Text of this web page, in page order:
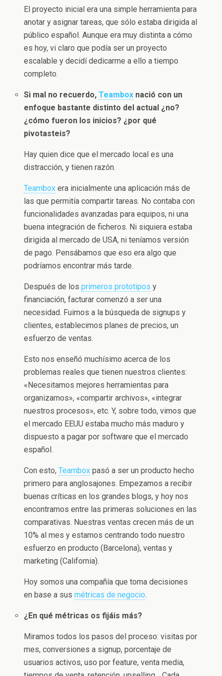
El proyecto inicial era una simple herramienta para
anotar y asignar tareas, que sólo estaba dirigida al
público español. Aunque era muy distinta a cómo
es hoy, vi claro que podía ser un proyecto
escalable y decidí dedicarme a ello a tiempo
completo.
Si mal no recuerdo, Teambox nació con un
enfoque bastante distinto del actual ¿no?
¿cómo fueron los inicios? ¿por qué
pivotasteis?
Hay quien dice que el mercado local es una
distracción, y tienen razón.
Teambox era inicialmente una aplicación más de
las que permitía compartir tareas. No contaba con
funcionalidades avanzadas para equipos, ni una
buena integración de ficheros. Ni siquiera estaba
dirigida al mercado de USA, ni teníamos versión
de pago. Pensábamos que eso era algo que
podríamos encontrar más tarde.
Después de losprimeros prototipos y
financiación, facturar comenzó a ser una
necesidad. Fuimos a la búsqueda de signups y
clientes, establecimos planes de precios, un
esfuerzo de ventas.
Esto nos enseñó muchísimo acerca de los
problemas reales que tienen nuestros clientes:
«Necesitamos mejores herramientas para
organizarnos», «compartir archivos», «integrar
nuestros procesos», etc. Y, sobre todo, vimos que
el mercado EEUU estaba mucho más maduro y
dispuesto a pagar por software que el mercado
español.
Con esto,Teambox pasó a ser un producto hecho
primero para anglosajones. Empezamos a recibir
buenas críticas en los grandes blogs, y hoy nos
encontramos entre las primeras soluciones en las
comparativas. Nuestras ventas crecen más de un
10% al mes y estamos centrando todo nuestro
esfuerzo en producto (Barcelona), ventas y
marketing (California).
Hoy somos una compañía que toma decisiones
en base a susmétricas de negocio.
¿En qué métricas os fijáis más?
Miramos todos los pasos del proceso: visitas por
mes, conversiones a signup, porcentaje de
usuarios activos, uso por feature, venta media,